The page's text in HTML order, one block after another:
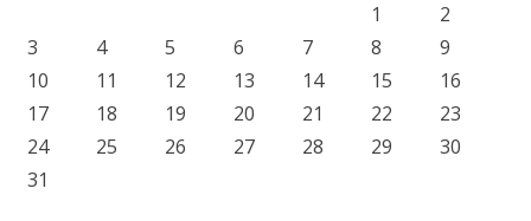
1
2
3
4 5 6 7 8
9
10
11 12 13 14 15
16
17
18 19 20 21 22
23
24
25 26 27 28 29
30
31